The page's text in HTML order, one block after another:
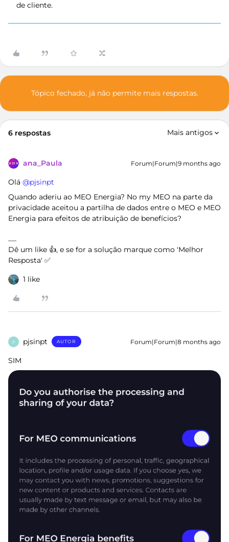
de cliente.
Tópico fechado, já não permite mais respostas.
6 respostas Mais antigos
ana_Paula Forum|Forum|9 months ago
Olá ​ @pjsinpt
Quando aderiu ao MEO Energia? No my MEO na parte da
privacidade aceitou a partilha de dados entre o MEO e MEO
Energia para efeitos de atribuição de benefícios?
Dê um like 👍, e se for a solução marque como 'Melhor
Resposta' ✅
1 like
P pjsinpt AUTOR Forum|Forum|8 months ago
SIM